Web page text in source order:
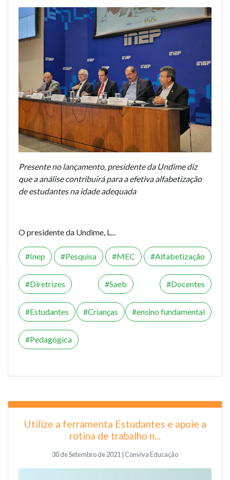
Presente no lançamento, presidente da Undime diz
que a análise contribuirá para a efetiva alfabetização
de estudantes na idade adequada
O presidente da Undime, L...
Inep Pesquisa MEC Alfabetização
Diretrizes Saeb Docentes
Estudantes Crianças ensino fundamental
Pedagógica
Utilize a ferramenta Estudantes e apoie a
rotina de trabalho n...
30 de Setembro de 2021 | Conviva Educação